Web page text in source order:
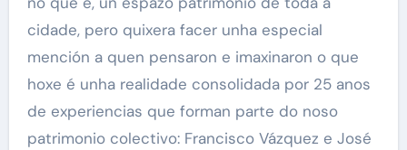
cidade, pero quixera facer unha especial
mención a quen pensaron e imaxinaron o que
hoxe é unha realidade consolidada por 25 anos
de experiencias que forman parte do noso
patrimonio colectivo: Francisco Vázquez e José